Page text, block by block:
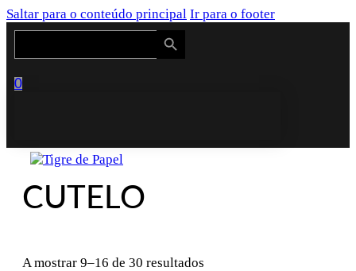
Saltar para o conteúdo principal Ir para o footer
Search
Search Button
0
CUTELO
A mostrar 9–16 de 30 resultados